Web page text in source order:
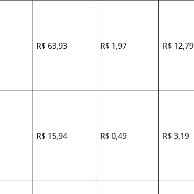
R$ 63,93 R$ 1,97 R$ 12,79
R$ 15,94 R$ 0,49 R$ 3,19